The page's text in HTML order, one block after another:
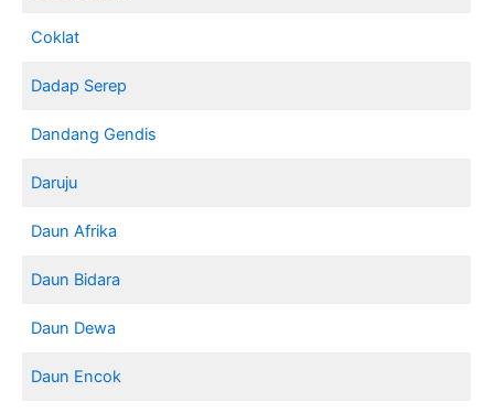
Coklat
Dadap Serep
Dandang Gendis
Daruju
Daun Afrika
Daun Bidara
Daun Dewa
Daun Encok